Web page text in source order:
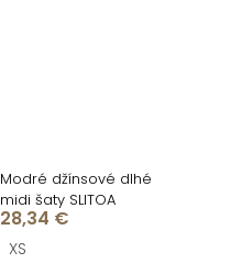
Modré džínsové dlhé
midi šaty SLITOA
28,34 €
XS